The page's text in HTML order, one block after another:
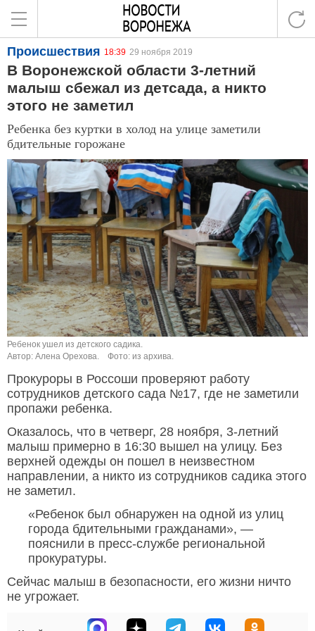
Происшествия 18:39 29 ноября 2019
В Воронежской области 3-летний
малыш сбежал из детсада, а никто
этого не заметил
Ребенка без куртки в холод на улице заметили
бдительные горожане
Ребенок ушел из детского садика.
Автор: Алена Орехова.
Фото: из архива.
Прокуроры в Россоши проверяют работу
сотрудников детского сада №17, где не заметили
пропажи ребенка.
Оказалось, что в четверг, 28 ноября, 3-летний
малыш примерно в 16:30 вышел на улицу. Без
верхней одежды он пошел в неизвестном
направлении, а никто из сотрудников садика этого
не заметил.
«Ребенок был обнаружен на одной из улиц
города бдительными гражданами», —
пояснили в пресс-службе региональной
прокуратуры.
Сейчас малыш в безопасности, его жизни ничто
не угрожает.